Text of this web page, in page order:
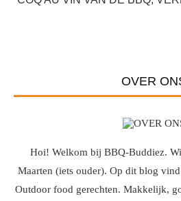
OVER
Hoi! Welkom bij BBQ-Buddiez.
Maarten (iets ouder). Op dit blog
Outdoor food gerechten. Makkelijk,